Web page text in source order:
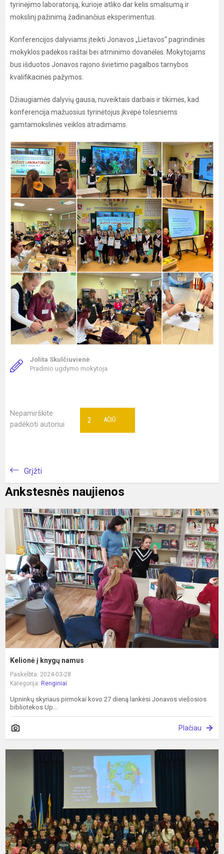
tyrinėjimo laboratoriją, kurioje atliko dar kelis smalsumą ir
mokslinį pažinimą žadinančius eksperimentus.
Konferencijos dalyviams įteikti Jonavos „Lietavos“ pagrindinės
mokyklos padėkos raštai bei atminimo dovanėlės. Mokytojams
bus išduotos Jonavos rajono švietimo pagalbos tarnybos
kvalifikacinės pažymos.
Džiaugiamės dalyvių gausa, nuveiktais darbais ir tikimės, kad
konferencija mažuosius tyrinėtojus įkvėpė tolesniems
gamtamokslinės veiklos atradimams.
Jolita Skulčiuvienė
Pradinio ugdymo mokytoja
Nepamirškite
padėkoti autoriui
AČIŪ
2
Grįžti
Ankstesnės naujienos
Kelionė į knygų namus
Paskelbta: 2024-03-28
Kategorija: Renginiai
Upninkų skyriaus pirmokai kovo 27 dieną lankėsi Jonavos viešosios
bibliotekos Up...
Plačiau